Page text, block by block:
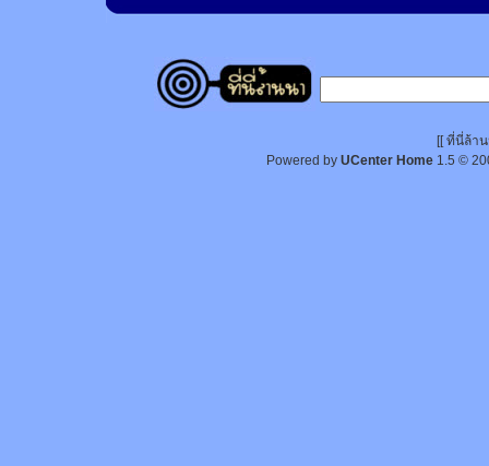
[[ ที่นี่ล้า
Powered by UCenter Home 1.5 ©